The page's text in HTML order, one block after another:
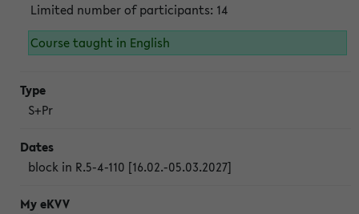
Limited number of participants: 14
Course taught in English
S+Pr
block in R.5-4-110 [16.02.-05.03.2027]